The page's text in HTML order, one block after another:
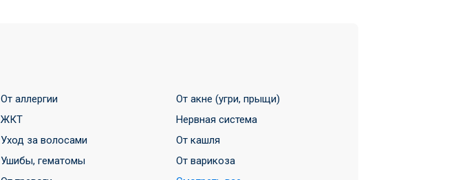
От аллергии
От акне (угри, прыщи)
ЖКТ
Нервная система
Уход за волосами
От кашля
Ушибы, гематомы
От варикоза